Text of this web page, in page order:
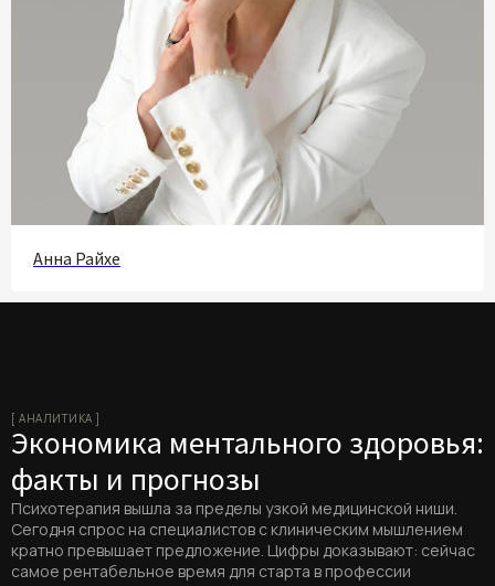
Анна Райхе
[ АНАЛИТИКА ]
Экономика ментального здоровья:
факты и прогнозы
Психотерапия вышла за пределы узкой медицинской ниши.
Сегодня спрос на специалистов с клиническим мышлением
кратно превышает предложение. Цифры доказывают: сейчас
самое рентабельное время для старта в профессии